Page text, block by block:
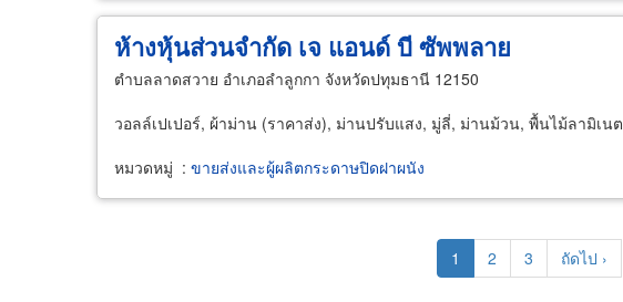
ห้างหุ้นส่วนจำกัด เจ แอนด์ บี ซัพพลาย
ตำบลลาดสวาย อำเภอลำลูกกา จังหวัดปทุมธานี 12150
วอลล์เปเปอร์, ผ้าม่าน (ราคาส่ง), ม่านปรับแสง, มู่ลี่, ม่านม้วน, พื้นไม้ลามิเนต
หมวดหมู่ : ขายส่งและผู้ผลิตกระดาษปิดฝาผนัง
Current
page
1 Page
2 Page
3
Next
page
ถัดไป ›